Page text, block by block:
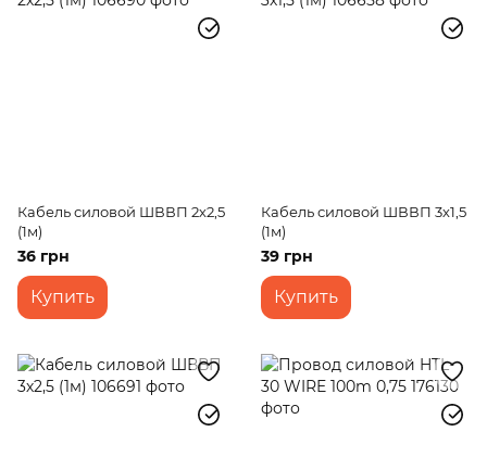
Кабель силовой ШВВП 2х2,5
(1м)
36 грн
Купить
Кабель силовой ШВВП 3х1,5
(1м)
39 грн
Купить